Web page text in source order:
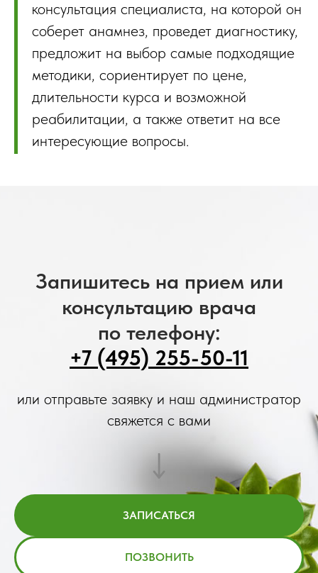
консультация специалиста, на которой он
соберет анамнез, проведет диагностику,
предложит на выбор самые подходящие
методики, сориентирует по цене,
длительности курса и возможной
реабилитации, а также ответит на все
интересующие вопросы.
Запишитесь на прием или
консультацию врача
по телефону:
+7 (495) 255-50-11
или отправьте заявку и наш администратор
свяжется с вами
ЗАПИСАТЬСЯ
ПОЗВОНИТЬ